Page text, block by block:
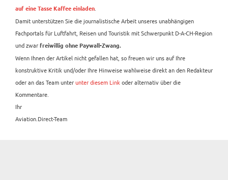
auf eine Tasse Kaffee einladen
Damit unterstützen Sie die journalistische Arbeit unseres unabhängigen
Fachportals für Luftfahrt, Reisen und Touristik mit Schwerpunkt D-A-CH-Region
und zwar freiwillig ohne Paywall-Zwang.
Wenn Ihnen der Artikel nicht gefallen hat, so freuen wir uns auf Ihre
konstruktive Kritik und/oder Ihre Hinweise wahlweise direkt an den Redakteur
oder an das Team unterunter diesem Link oder alternativ über die
Kommentare.
Ihr
Aviation.Direct-Team